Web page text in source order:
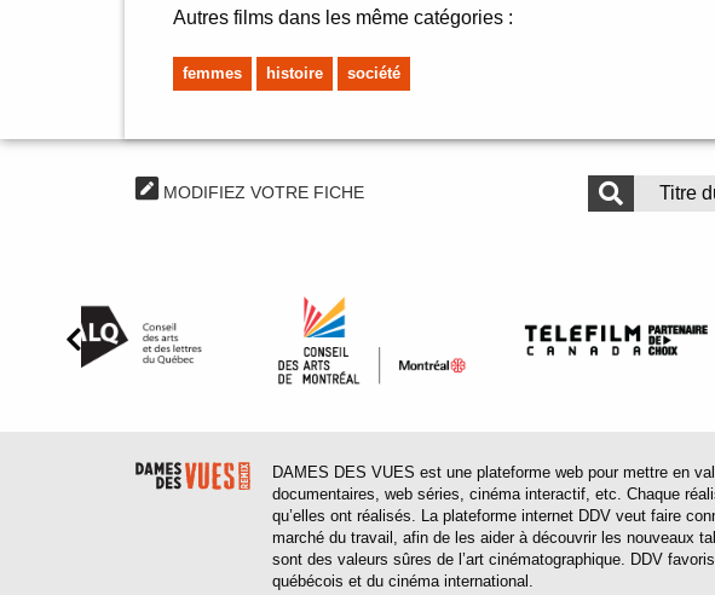
Autres films dans les même catégories :
femmes histoire société
MODIFIEZ VOTRE FICHE
DAMES DES VUES est une plateforme web pour mettre en
documentaires, web séries, cinéma interactif, etc. Chaque
qu’elles ont réalisés. La plateforme internet DDV veut faire
marché du travail, afin de les aider à découvrir les nouveaux
sont des valeurs sûres de l’art cinématographique. DDV
québécois et du cinéma international.